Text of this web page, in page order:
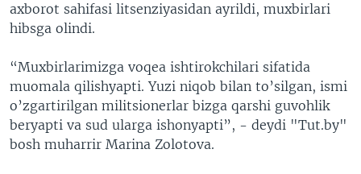
axborot sahifasi litsenziyasidan ayrildi, muxbirlari
hibsga olindi.
“Muxbirlarimizga voqea ishtirokchilari sifatida
muomala qilishyapti. Yuzi niqob bilan to’silgan, ismi
o’zgartirilgan militsionerlar bizga qarshi guvohlik
beryapti va sud ularga ishonyapti”, - deydi "Tut.by"
bosh muharrir Marina Zolotova.